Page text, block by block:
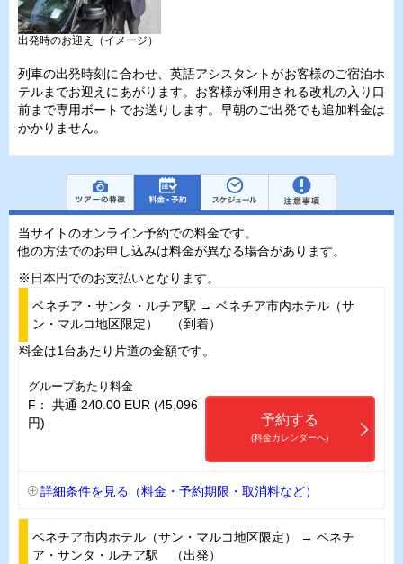
出発時のお迎え（イメージ）
列車の出発時刻に合わせ、英語アシスタントがお客様のご宿泊ホ
テルまでお迎えにあがります。お客様が利用される改札の入り口
前まで専用ボートでお送りします。早朝のご出発でも追加料金は
かかりません。
当サイトのオンライン予約での料金です。
他の方法でのお申し込みは料金が異なる場合があります。
※日本円でのお支払いとなります。
ベネチア・サンタ・ルチア駅 → ベネチア市内ホテル（サ
ン・マルコ地区限定） （到着）
料金は1台あたり片道の金額です。
グループあたり料金
F： 共通 240.00 EUR (45,096
円)
予約する
(料金カレンダーへ)
詳細条件を見る（料金・予約期限・取消料など）
ベネチア市内ホテル（サン・マルコ地区限定） → ベネチ
ア・サンタ・ルチア駅 （出発）